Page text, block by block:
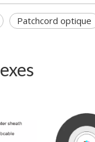
Patchcord optique